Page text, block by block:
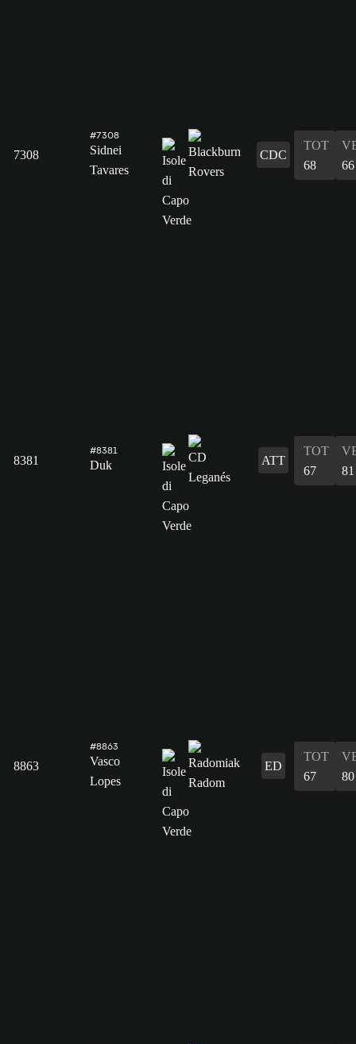
7308
#7308
Sidnei
Tavares
CDC
TOT
68
66
8381
#8381
Duk ATT
TOT
67
81
8863
#8863
Vasco
Lopes
ED
TOT
67
80